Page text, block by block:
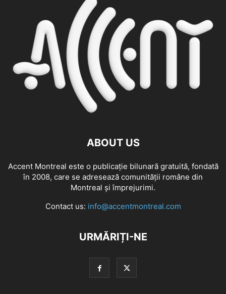
ABOUT US
Accent Montreal este o publicație bilunară gratuită, fondată
în 2008, care se adresează comunităţii române din
Montreal şi împrejurimi.
Contact us: info@accentmontreal.com
URMĂRIȚI-NE